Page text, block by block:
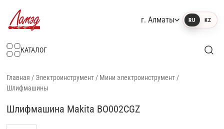
г. Алматы RU KZ
КАТАЛОГ
Главная / Электроинструмент / Мини электроинструмент /
Шлифмашины
Шлифмашина Makita BO002CGZ